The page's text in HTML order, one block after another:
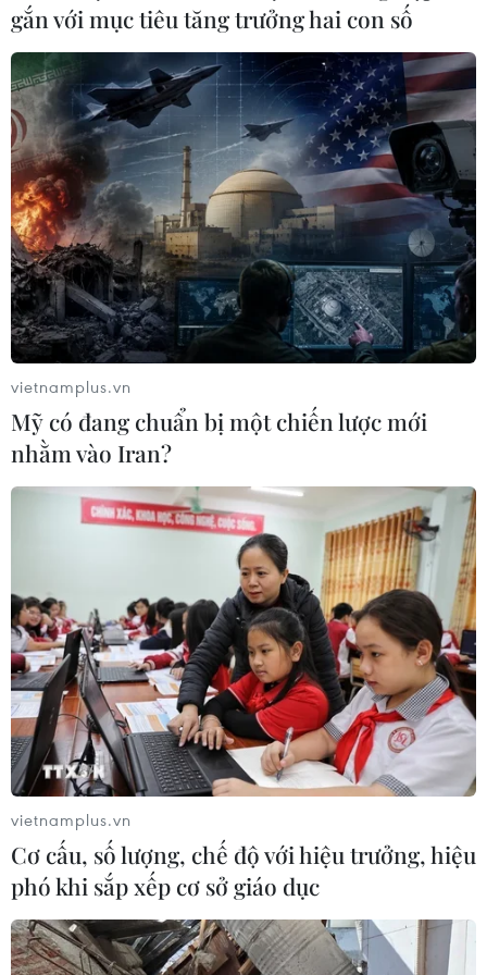
gắn với mục tiêu tăng trưởng hai con số
vietnamplus.vn
Mỹ có đang chuẩn bị một chiến lược mới
nhằm vào Iran?
vietnamplus.vn
Cơ cấu, số lượng, chế độ với hiệu trưởng, hiệu
phó khi sắp xếp cơ sở giáo dục